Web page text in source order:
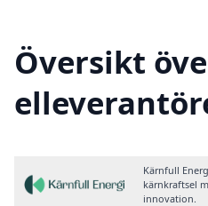
Översikt
Kärnfull
kärnkraftsel
innovation.